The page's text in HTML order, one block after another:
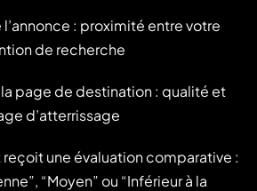
: proximité entre votre
de recherche
la page de destination : qualité et
d’atterrissage
une évaluation comparative :
“Moyen” ou “Inférieur à la